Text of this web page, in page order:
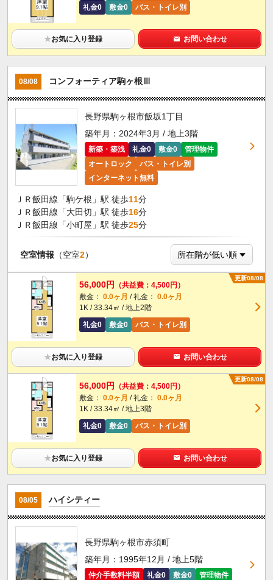
礼金0
敷金0 バス・トイレ別
★お気に入り登録 お問い合わせ
08/08 コンフォーティア駒ヶ根Ⅲ
長野県駒ヶ根市飯坂1丁目
築年月：2024年3月 / 地上3階
新築・築浅 礼金0 敷金0
管理物件
オートロック
バス・トイレ別
インターネット無料
ＪＲ飯田線「駒ケ根」駅 徒歩11分
ＪＲ飯田線「大田切」駅 徒歩16分
ＪＲ飯田線「小町屋」駅 徒歩25分
空室情報 （空室2）
更新08/08
56,000円
（共益費：4,500円）
敷金： 0.0ヶ月 / 礼金： 0.0ヶ月
1K / 33.34㎡ / 地上2階
礼金0
敷金0 バス・トイレ別
★お気に入り登録 お問い合わせ
更新08/08
56,000円
（共益費：4,500円）
敷金： 0.0ヶ月 / 礼金： 0.0ヶ月
1K / 33.34㎡ / 地上3階
礼金0
敷金0 バス・トイレ別
★お気に入り登録 お問い合わせ
08/05 ハイシティー
長野県駒ヶ根市赤須町
築年月：1995年12月 / 地上5階
仲介手数料半額 礼金0 敷金0
管理物件